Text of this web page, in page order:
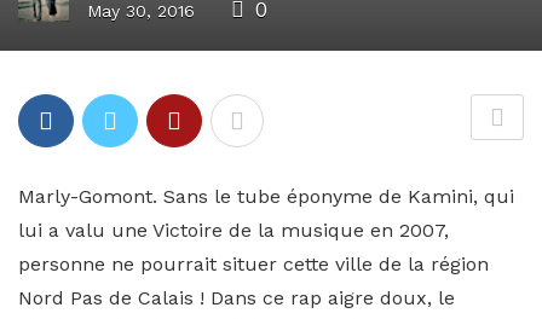
May 30, 2016 0
Marly-Gomont. Sans le tube éponyme de Kamini, qui
lui a valu une Victoire de la musique en 2007,
personne ne pourrait situer cette ville de la région
Nord Pas de Calais ! Dans ce rap aigre doux, le